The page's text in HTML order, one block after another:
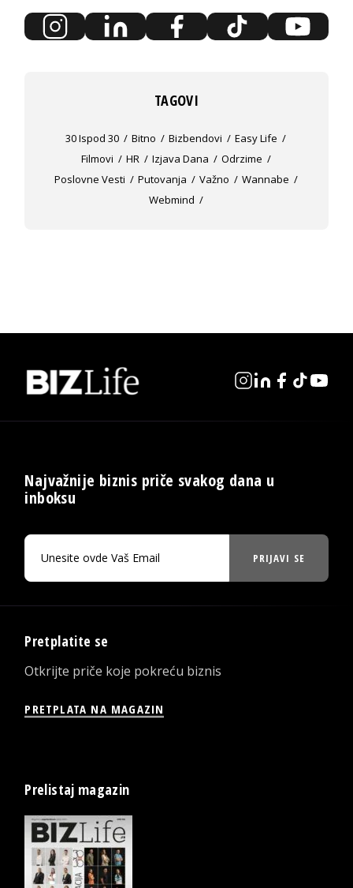
TAGOVI
30 Ispod 30 Bitno Bizbendovi
Easy Life
Filmovi
HR Izjava Dana
Odrzime
Poslovne Vesti
Putovanja Važno
Wannabe
Webmind
Najvažnije biznis priče svakog dana u
inboksu
PRIJAVI SE
Pretplatite se
Otkrijte priče koje pokreću biznis
PRETPLATA NA MAGAZIN
Prelistaj magazin